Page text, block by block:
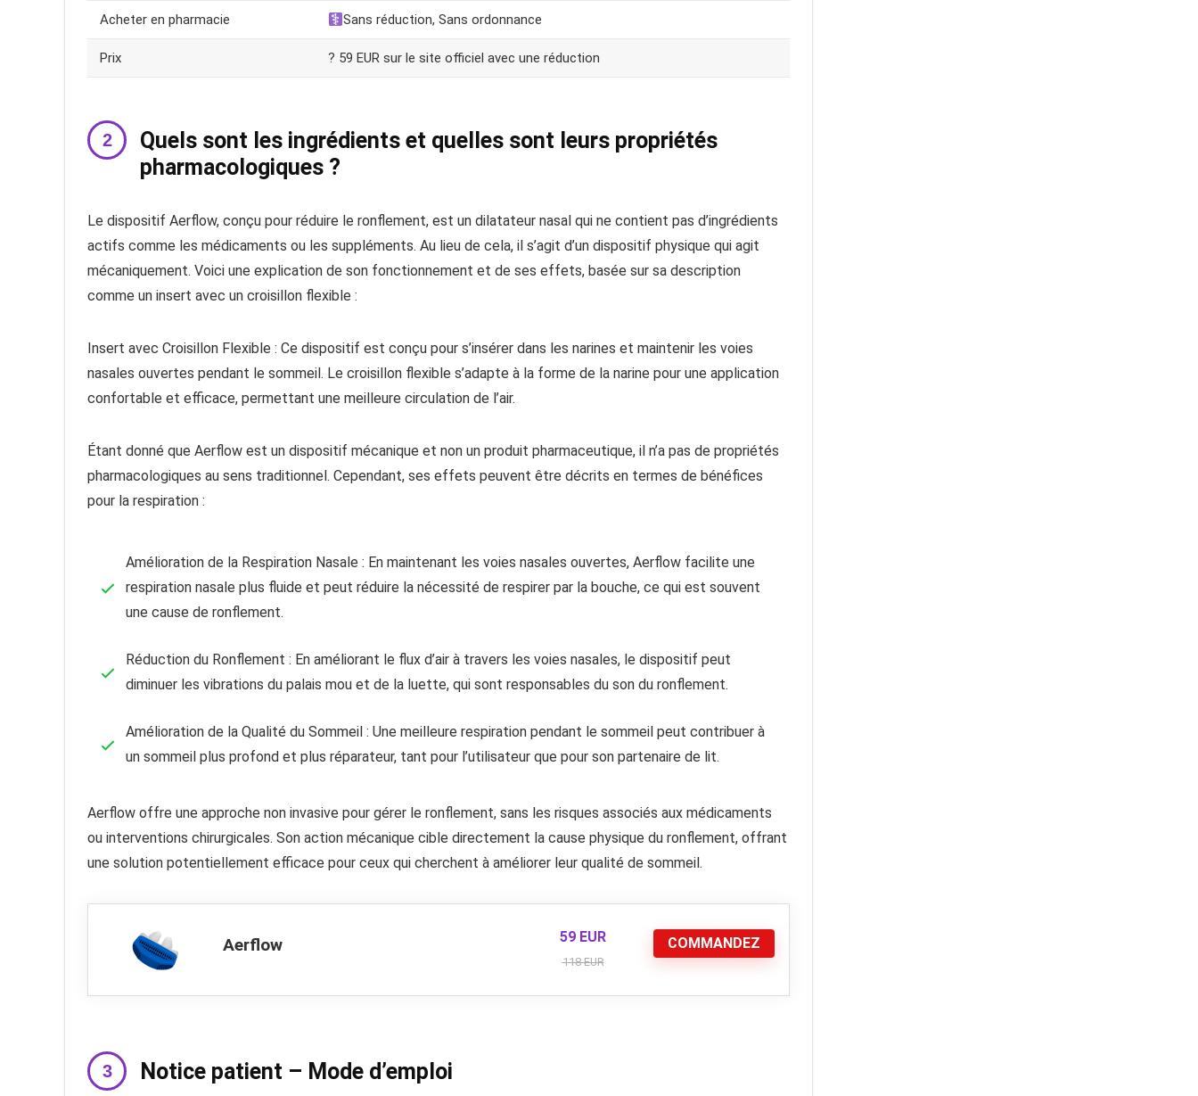
Acheter en pharmacie Sans réduction, Sans ordonnance
Prix ? 59 EUR sur le site officiel avec une réduction
Quels sont les ingrédients et quelles sont leurs propriétés
pharmacologiques ?
Le dispositif Aerflow, conçu pour réduire le ronflement, est un dilatateur nasal qui ne contient pas d’ingrédients
actifs comme les médicaments ou les suppléments. Au lieu de cela, il s’agit d’un dispositif physique qui agit
mécaniquement. Voici une explication de son fonctionnement et de ses effets, basée sur sa description
comme un insert avec un croisillon flexible :
Insert avec Croisillon Flexible : Ce dispositif est conçu pour s’insérer dans les narines et maintenir les voies
nasales ouvertes pendant le sommeil. Le croisillon flexible s’adapte à la forme de la narine pour une application
confortable et efficace, permettant une meilleure circulation de l’air.
Étant donné que Aerflow est un dispositif mécanique et non un produit pharmaceutique, il n’a pas de propriétés
pharmacologiques au sens traditionnel. Cependant, ses effets peuvent être décrits en termes de bénéfices
pour la respiration :
Amélioration de la Respiration Nasale : En maintenant les voies nasales ouvertes, Aerflow facilite une
respiration nasale plus fluide et peut réduire la nécessité de respirer par la bouche, ce qui est souvent
une cause de ronflement.
Réduction du Ronflement : En améliorant le flux d’air à travers les voies nasales, le dispositif peut
diminuer les vibrations du palais mou et de la luette, qui sont responsables du son du ronflement.
Amélioration de la Qualité du Sommeil : Une meilleure respiration pendant le sommeil peut contribuer à
un sommeil plus profond et plus réparateur, tant pour l’utilisateur que pour son partenaire de lit.
Aerflow offre une approche non invasive pour gérer le ronflement, sans les risques associés aux médicaments
ou interventions chirurgicales. Son action mécanique cible directement la cause physique du ronflement, offrant
une solution potentiellement efficace pour ceux qui cherchent à améliorer leur qualité de sommeil.
Aerflow 59 EUR
118 EUR
COMMANDEZ
Notice patient – Mode d’emploi